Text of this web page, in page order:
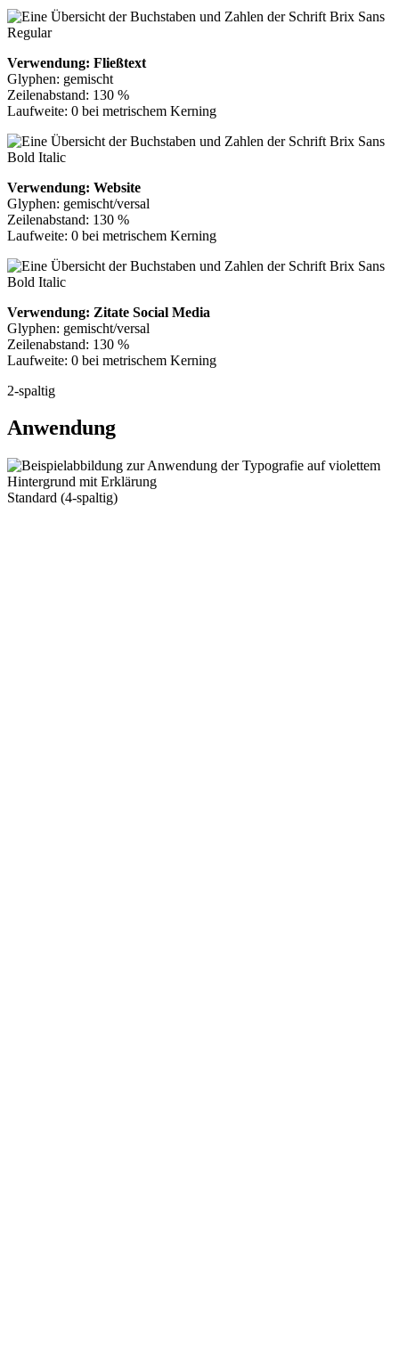
Verwendung: Fließtext
Glyphen: gemischt
Zeilenabstand: 130 %
Laufweite: 0 bei metrischem Kerning
Verwendung: Website
Glyphen: gemischt/versal
Zeilenabstand: 130 %
Laufweite: 0 bei metrischem Kerning
Verwendung: Zitate Social Media
Glyphen: gemischt/versal
Zeilenabstand: 130 %
Laufweite: 0 bei metrischem Kerning
2-spaltig
Anwendung
Standard (4-spaltig)